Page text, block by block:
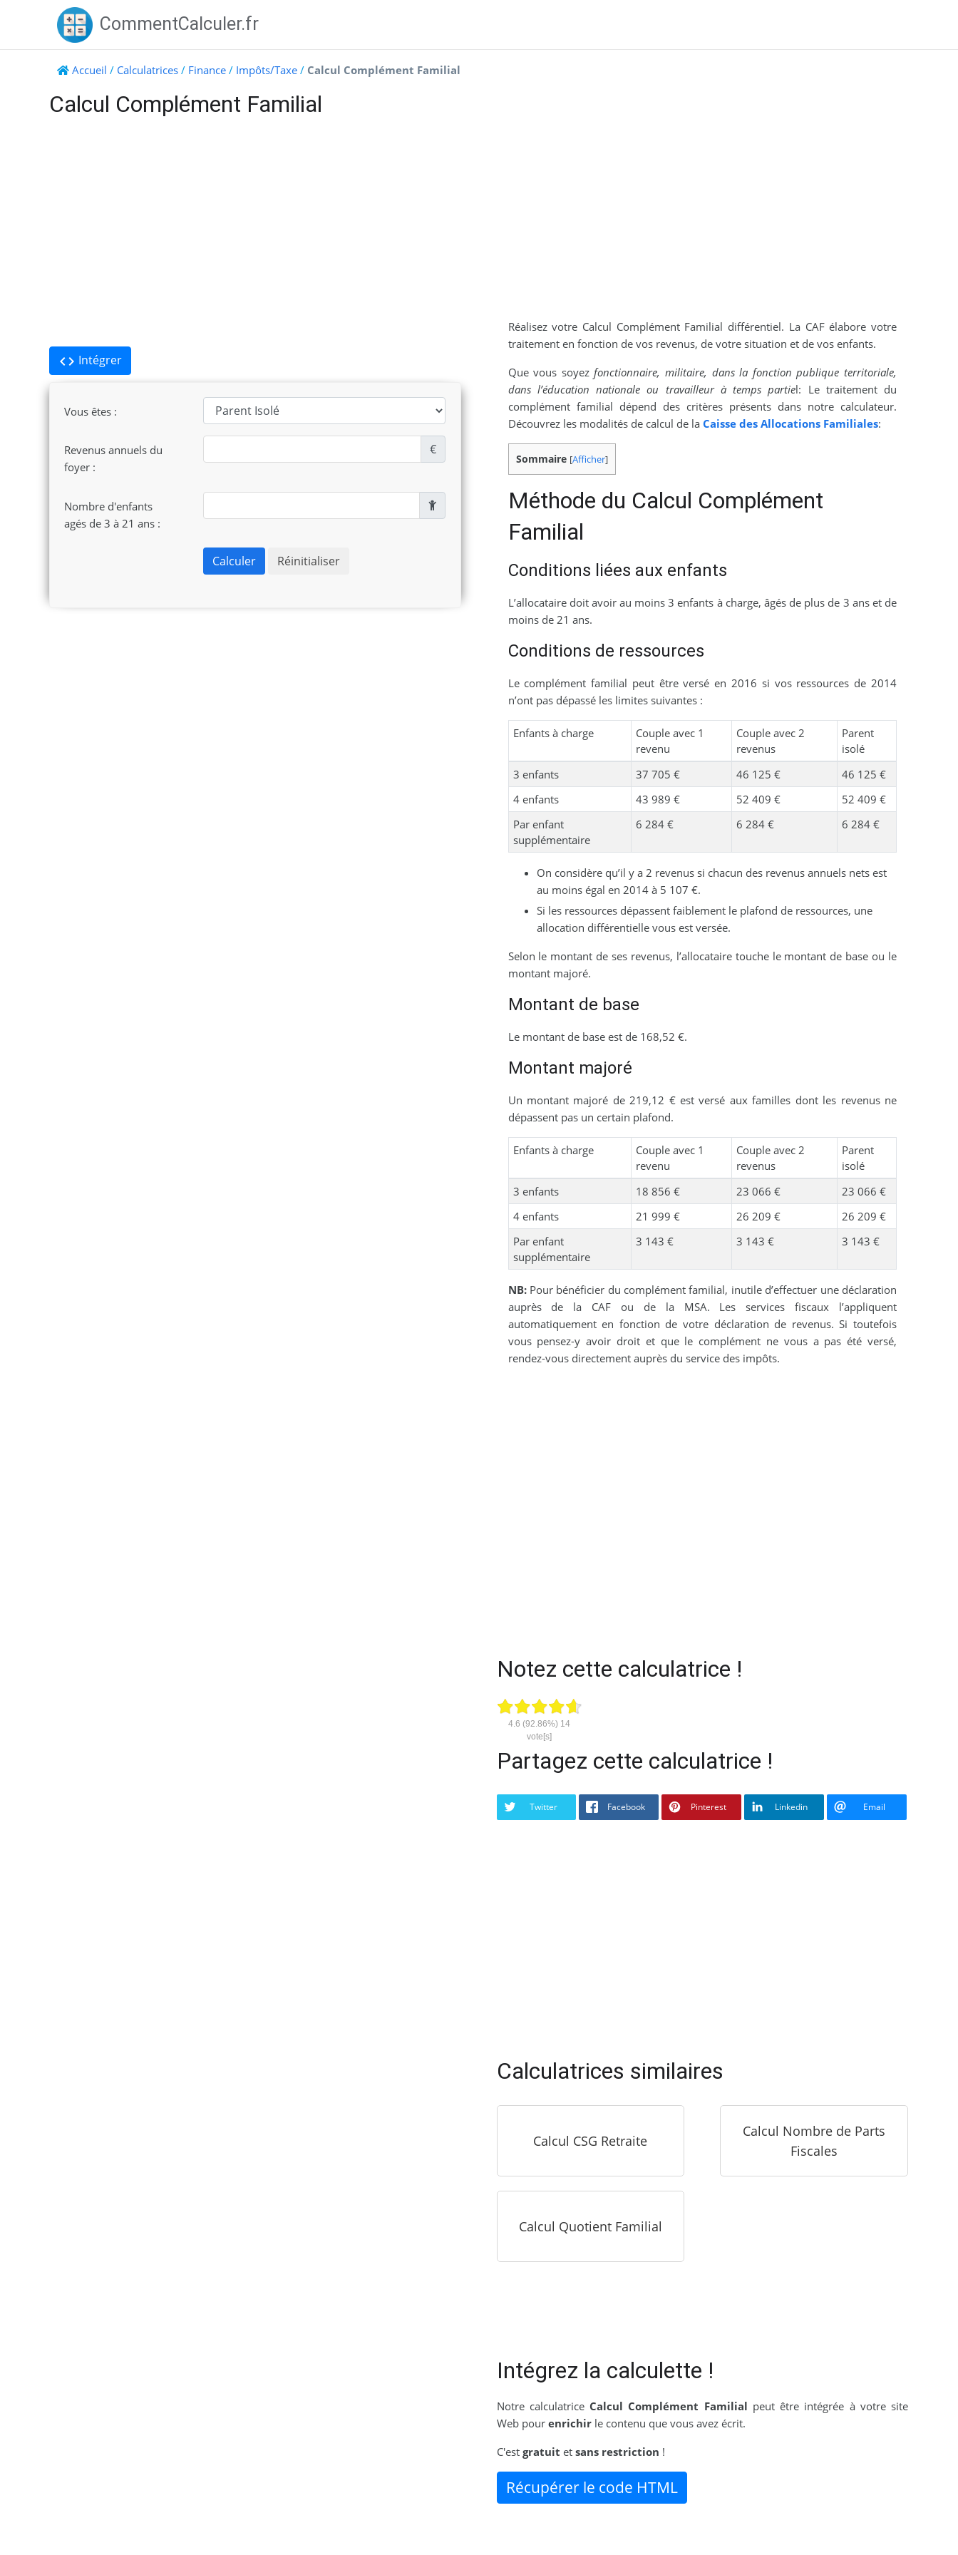
CommentCalculer.fr
Accueil / Calculatrices / Finance / Impôts/Taxe / Calcul Complément Familial
Calcul Complément Familial
code Intégrer
Vous êtes :
Revenus annuels du
foyer :
€
Nombre d'enfants
agés de 3 à 21 ans :
Calculer Réinitialiser
Réalisez votre Calcul Complément Familial différentiel. La CAF élabore votre
traitement en fonction de vos revenus, de votre situation et de vos enfants.
Que vous soyezfonctionnaire, militaire, dans la fonction publique territoriale,
dans l’éducation nationale ou travailleur à temps partiel: Le traitement du
complément familial dépend des critères présents dans notre calculateur.
Découvrez les modalités de calcul de la Caisse des Allocations Familiales:
Sommaire [Afficher]
Méthode du Calcul Complément
Familial
Conditions liées aux enfants
L’allocataire doit avoir au moins 3 enfants à charge, âgés de plus de 3 ans et de
moins de 21 ans.
Conditions de ressources
Le complément familial peut être versé en 2016 si vos ressources de 2014
n’ont pas dépassé les limites suivantes :
Enfants à charge
Couple avec 1
revenu
Couple avec 2
revenus
Parent
isolé
3 enfants
37 705 € 46 125 €
46 125 €
4 enfants
43 989 € 52 409 €
52 409 €
Par enfant
supplémentaire
6 284 € 6 284 € 6 284 €
On considère qu’il y a 2 revenus si chacun des revenus annuels nets est
au moins égal en 2014 à 5 107 €.
Si les ressources dépassent faiblement le plafond de ressources, une
allocation différentielle vous est versée.
Selon le montant de ses revenus, l’allocataire touche le montant de base ou le
montant majoré.
Montant de base
Le montant de base est de 168,52 €.
Montant majoré
Un montant majoré de 219,12 € est versé aux familles dont les revenus ne
dépassent pas un certain plafond.
Enfants à charge
Couple avec 1
revenu
Couple avec 2
revenus
Parent
isolé
3 enfants
18 856 € 23 066 €
23 066 €
4 enfants
21 999 € 26 209 €
26 209 €
Par enfant
supplémentaire
3 143 € 3 143 € 3 143 €
NB:Pour bénéficier du complément familial, inutile d’effectuer une déclaration
auprès de la CAF ou de la MSA. Les services fiscaux l’appliquent
automatiquement en fonction de votre déclaration de revenus. Si toutefois
vous pensez-y avoir droit et que le complément ne vous a pas été versé,
rendez-vous directement auprès du service des impôts.
Notez cette calculatrice !
4.6 (92.86%) 14
vote[s]
Partagez cette calculatrice !
Twitter Facebook Pinterest Linkedin Email
Calculatrices similaires
Calcul CSG Retraite
Calcul Nombre de Parts
Fiscales
Calcul Quotient Familial
Intégrez la calculette !
Notre calculatrice Calcul Complément Familial peut être intégrée à votre site
Web pour enrichirle contenu que vous avez écrit.
C'est gratuit et sans restriction !
Récupérer le code HTML